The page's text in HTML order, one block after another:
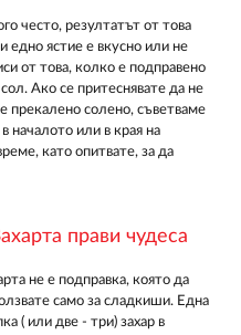
често, резултатът от това
едно ястие е вкусно или не
от това, колко е подправено
Ако се притеснявате да не
прекалено солено, съветваме
началото или в края на
като опитвате, за да
прави чудеса
не е подправка, която да
само за сладкиши. Една
( или две - три) захар в